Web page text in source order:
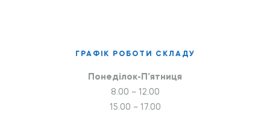
ГРАФІК РОБОТИ СКЛАДУ
Понеділок-П’ятниця
8.00 – 12.00
15.00 – 17.00